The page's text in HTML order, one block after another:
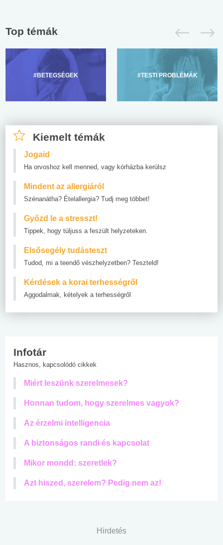
Top témák
#BETEGSÉGEK #TESTI PROBLÉMÁK
Kiemelt témák
Jogaid
Ha orvoshoz kell menned, vagy kórházba kerülsz
Mindent az allergiáról
Szénanátha? Ételallergia? Tudj meg többet!
Győzd le a stresszt!
Tippek, hogy túljuss a feszült helyzeteken.
Elsősegély tudásteszt
Tudod, mi a teendő vészhelyzetben? Teszteld!
Kérdések a korai terhességről
Aggodalmak, kételyek a terhességről
Infotár
Hasznos, kapcsolódó cikkek
Miért leszünk szerelmesek?
Honnan tudom, hogy szerelmes vagyok?
Az érzelmi intelligencia
A biztonságos randi és kapcsolat
Mikor mondd: szeretlek?
Azt hiszed, szerelem? Pedig nem az!
Hirdetés